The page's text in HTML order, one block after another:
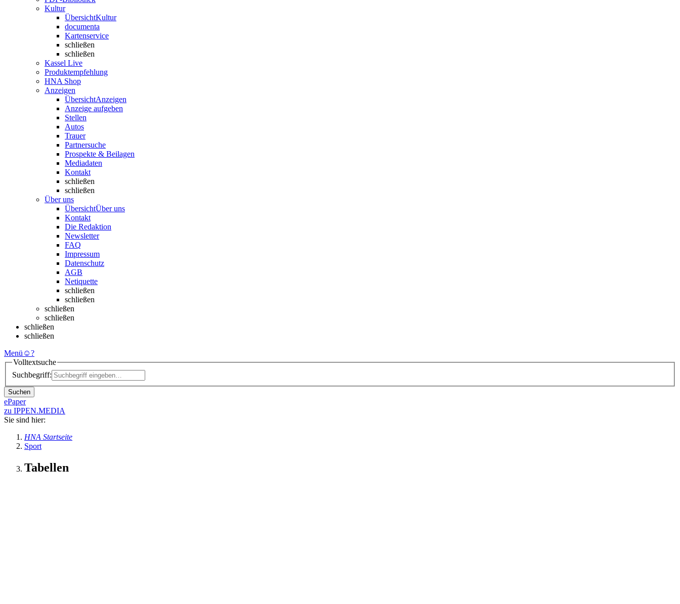
Kultur
ÜbersichtKultur
documenta
Kartenservice
schließen
schließen
Kassel Live
Produktempfehlung
HNA Shop
Anzeigen
ÜbersichtAnzeigen
Anzeige aufgeben
Stellen
Autos
Trauer
Partnersuche
Prospekte & Beilagen
Mediadaten
Kontakt
schließen
schließen
Über uns
ÜbersichtÜber uns
Kontakt
Die Redaktion
Newsletter
FAQ
Impressum
Datenschutz
AGB
Netiquette
schließen
schließen
schließen
schließen
schließen
schließen
Menü ☺?
Volltextsuche
Suchbegriff:
Suchen
ePaper
zu IPPEN.MEDIA
Sie sind hier:
HNA Startseite
Sport
Tabellen